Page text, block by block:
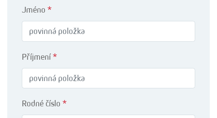
Jméno *
Příjmení *
Rodné číslo *